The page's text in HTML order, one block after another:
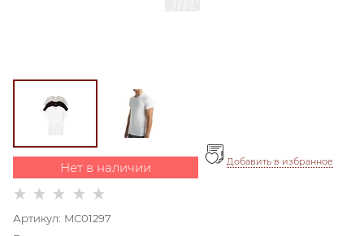
Нет в наличии Добавить в избранное
Артикул: MС01297